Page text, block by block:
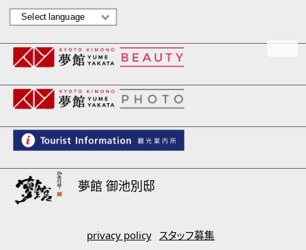
夢館 御池別邸
privacy policy スタッフ募集